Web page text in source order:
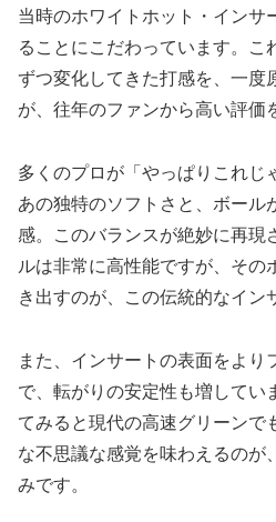
当時のホワイトホット・インサ
ることにこだわっています。こ
ずつ変化してきた打感を、一度
が、往年のファンから高い評価
多くのプロが「やっぱりこれじ
あの独特のソフトさと、ボール
感。このバランスが絶妙に再現
ルは非常に高性能ですが、その
き出すのが、この伝統的なイン
また、インサートの表面をより
で、転がりの安定性も増してい
てみると現代の高速グリーンで
な不思議な感覚を味わえるのが
みです。